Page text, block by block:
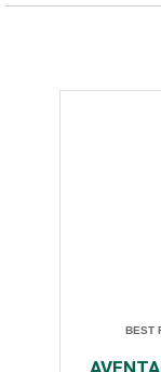
BEST